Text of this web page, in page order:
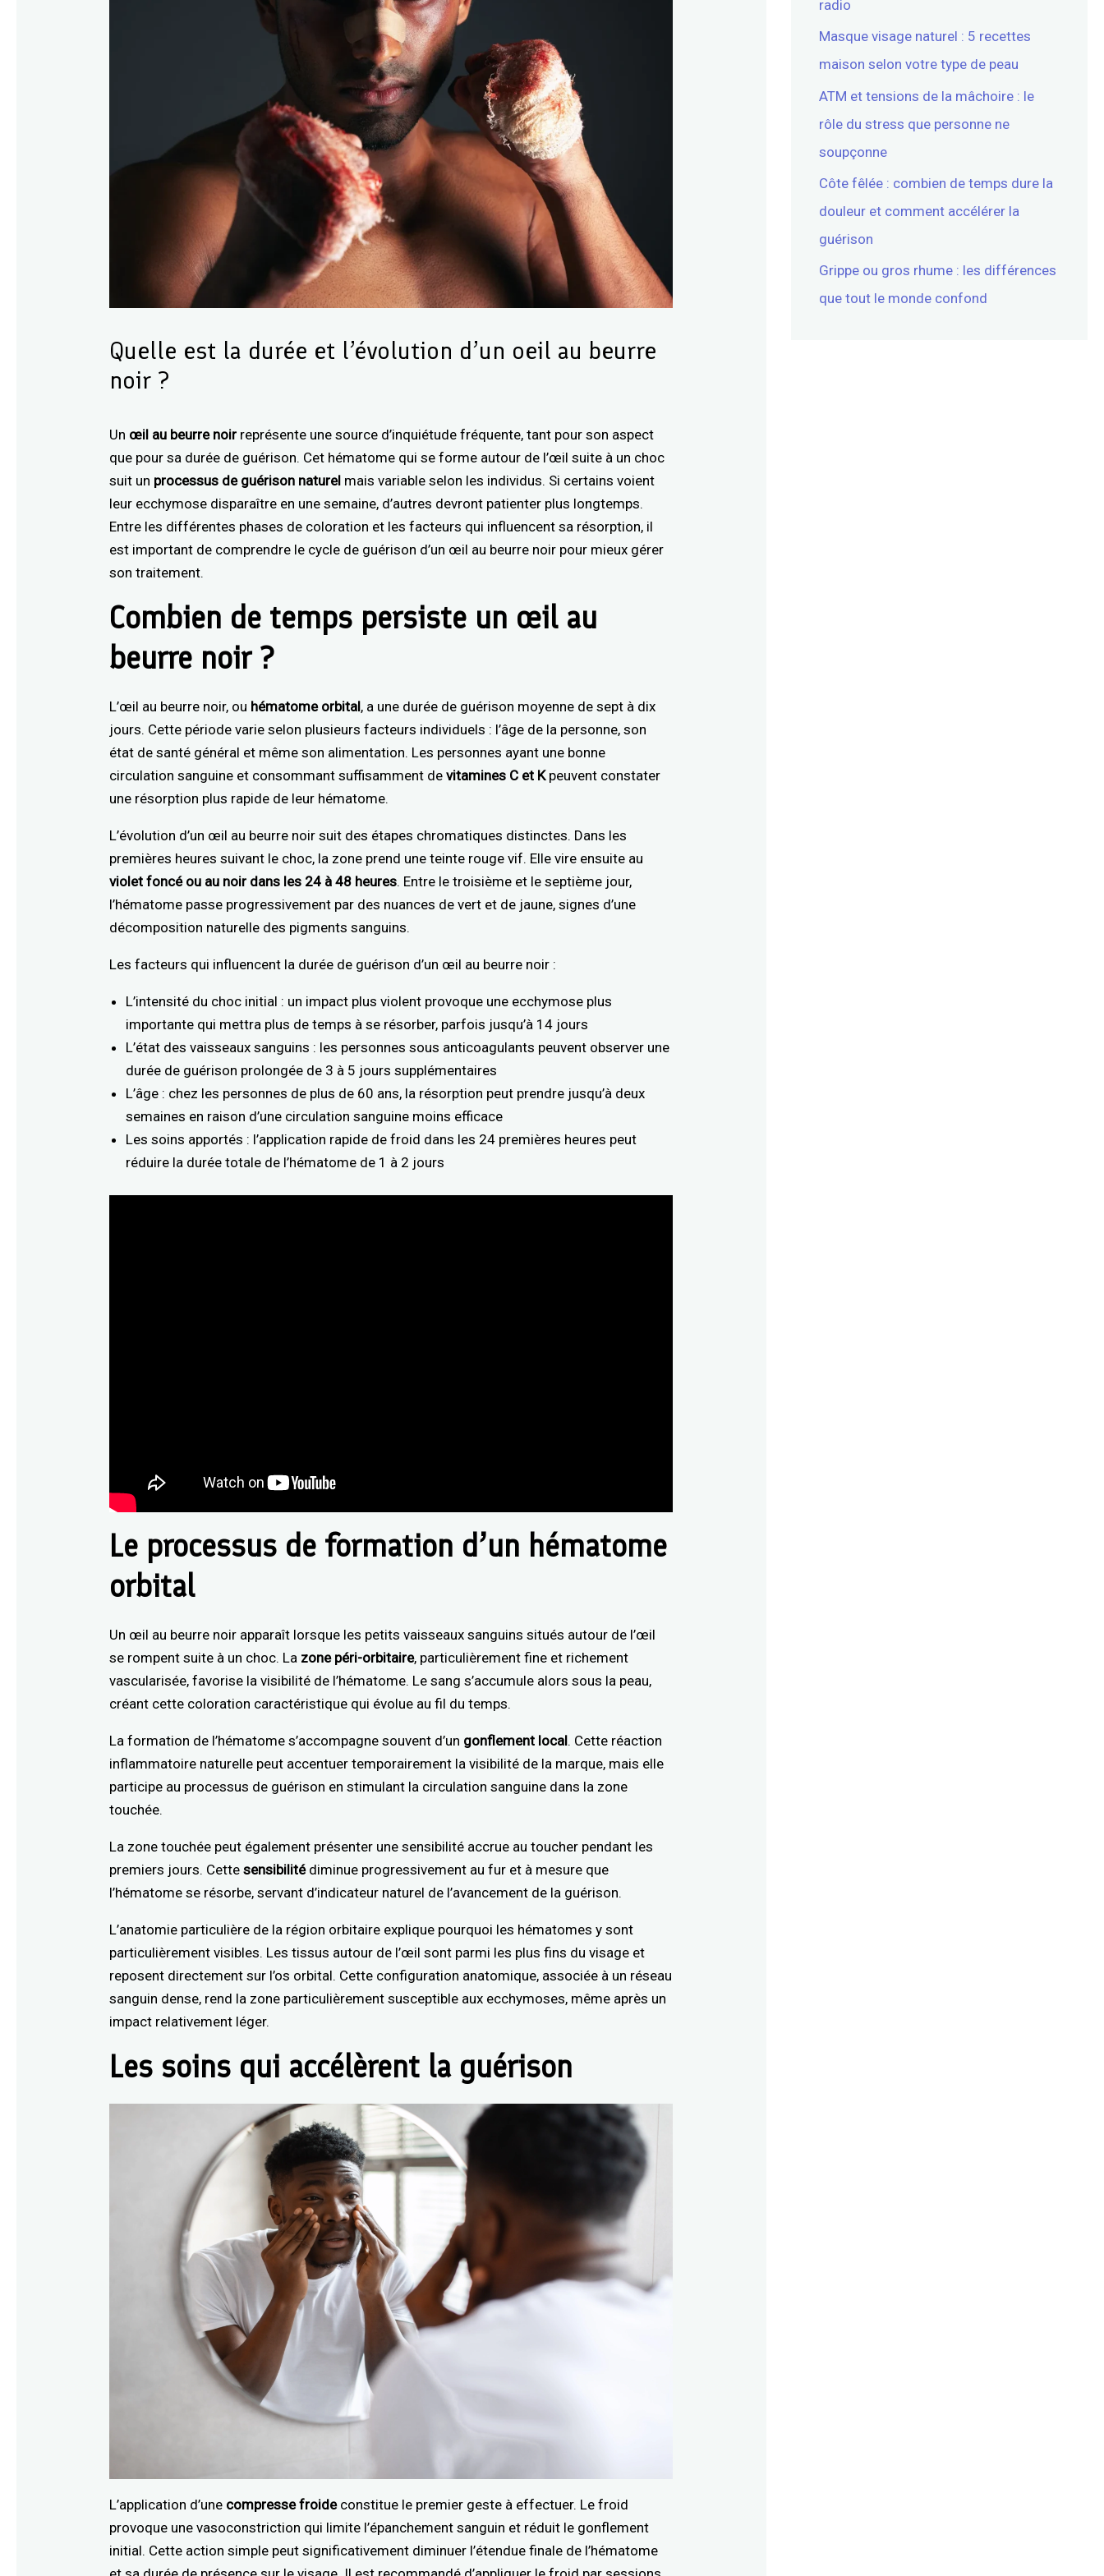
Quelle est la durée et l’évolution d’un oeil au beurre
noir ?
Un œil au beurre noir représente une source d’inquiétude fréquente, tant pour son aspect
que pour sa durée de guérison. Cet hématome qui se forme autour de l’œil suite à un choc
suit un processus de guérison naturel mais variable selon les individus. Si certains voient
leur ecchymose disparaître en une semaine, d’autres devront patienter plus longtemps.
Entre les différentes phases de coloration et les facteurs qui influencent sa résorption, il
est important de comprendre le cycle de guérison d’un œil au beurre noir pour mieux gérer
son traitement.
Combien de temps persiste un œil au
beurre noir ?
L’œil au beurre noir, ou hématome orbital, a une durée de guérison moyenne de sept à dix
jours. Cette période varie selon plusieurs facteurs individuels : l’âge de la personne, son
état de santé général et même son alimentation. Les personnes ayant une bonne
circulation sanguine et consommant suffisamment devitamines C et Kpeuvent constater
une résorption plus rapide de leur hématome.
L’évolution d’un œil au beurre noir suit des étapes chromatiques distinctes. Dans les
premières heures suivant le choc, la zone prend une teinte rouge vif. Elle vire ensuite au
violet foncé ou au noir dans les 24 à 48 heures. Entre le troisième et le septième jour,
l’hématome passe progressivement par des nuances de vert et de jaune, signes d’une
décomposition naturelle des pigments sanguins.
Les facteurs qui influencent la durée de guérison d’un œil au beurre noir :
L’intensité du choc initial : un impact plus violent provoque une ecchymose plus
importante qui mettra plus de temps à se résorber, parfois jusqu’à 14 jours
L’état des vaisseaux sanguins : les personnes sous anticoagulants peuvent observer une
durée de guérison prolongée de 3 à 5 jours supplémentaires
L’âge : chez les personnes de plus de 60 ans, la résorption peut prendre jusqu’à deux
semaines en raison d’une circulation sanguine moins efficace
Les soins apportés : l’application rapide de froid dans les 24 premières heures peut
réduire la durée totale de l’hématome de 1 à 2 jours
Le processus de formation d’un hématome
orbital
Un œil au beurre noir apparaît lorsque les petits vaisseaux sanguins situés autour de l’œil
se rompent suite à un choc. La zone péri-orbitaire, particulièrement fine et richement
vascularisée, favorise la visibilité de l’hématome. Le sang s’accumule alors sous la peau,
créant cette coloration caractéristique qui évolue au fil du temps.
La formation de l’hématome s’accompagne souvent d’un gonflement local. Cette réaction
inflammatoire naturelle peut accentuer temporairement la visibilité de la marque, mais elle
participe au processus de guérison en stimulant la circulation sanguine dans la zone
touchée.
La zone touchée peut également présenter une sensibilité accrue au toucher pendant les
premiers jours. Cettesensibilitédiminue progressivement au fur et à mesure que
l’hématome se résorbe, servant d’indicateur naturel de l’avancement de la guérison.
L’anatomie particulière de la région orbitaire explique pourquoi les hématomes y sont
particulièrement visibles. Les tissus autour de l’œil sont parmi les plus fins du visage et
reposent directement sur l’os orbital. Cette configuration anatomique, associée à un réseau
sanguin dense, rend la zone particulièrement susceptible aux ecchymoses, même après un
impact relativement léger.
Les soins qui accélèrent la guérison
L’application d’une compresse froideconstitue le premier geste à effectuer. Le froid
provoque une vasoconstriction qui limite l’épanchement sanguin et réduit le gonflement
initial. Cette action simple peut significativement diminuer l’étendue finale de l’hématome
radio
Masque visage naturel : 5 recettes
maison selon votre type de peau
ATM et tensions de la mâchoire : le
rôle du stress que personne ne
soupçonne
Côte fêlée : combien de temps dure la
douleur et comment accélérer la
guérison
Grippe ou gros rhume : les différences
que tout le monde confond